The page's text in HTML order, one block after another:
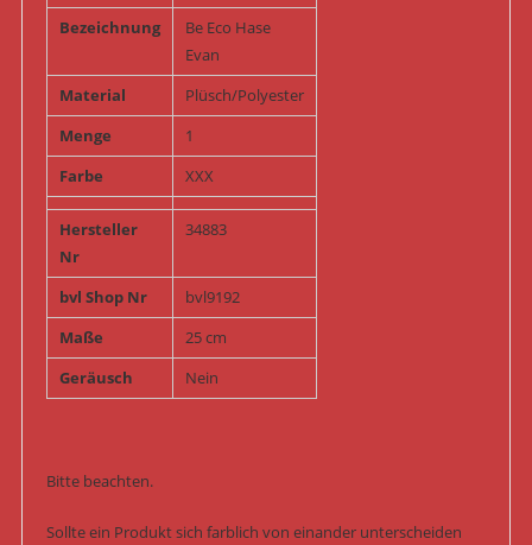
Bezeichnung
Be Eco Hase
Evan
Material
Plüsch/Polyester
Menge
1
Farbe
XXX
Hersteller
Nr
34883
bvl Shop Nr
bvl9192
Maße
25 cm
Geräusch
Nein
Bitte beachten.
Sollte ein Produkt sich farblich von einander unterscheiden